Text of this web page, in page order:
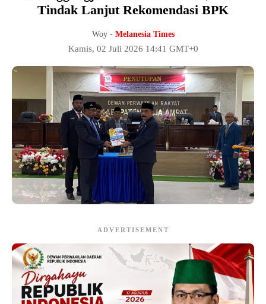
Tindak Lanjut Rekomendasi BPK
Woy - Melanesia Times
Kamis, 02 Juli 2026 14:41 GMT+0
ADVERTISEMENT